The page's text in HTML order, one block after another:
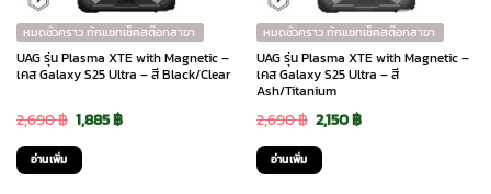
หมดชั่วคราว ทักแชทเช็คสต๊อกสาขา
UAG รุ่น Plasma XTE with Magnetic –
เคส Galaxy S25 Ultra – สี Black/Clear
2,690฿ Original
price
was:
1,885฿Current
อ่านเพิ่ม
หมดชั่วคราว ทักแชทเช็คสต๊อกสาขา
UAG รุ่น Plasma XTE with Magnetic –
เคส Galaxy S25 Ultra – สี
Ash/Titanium
2,690฿ Original
price
was:
2,150฿Current
อ่านเพิ่ม